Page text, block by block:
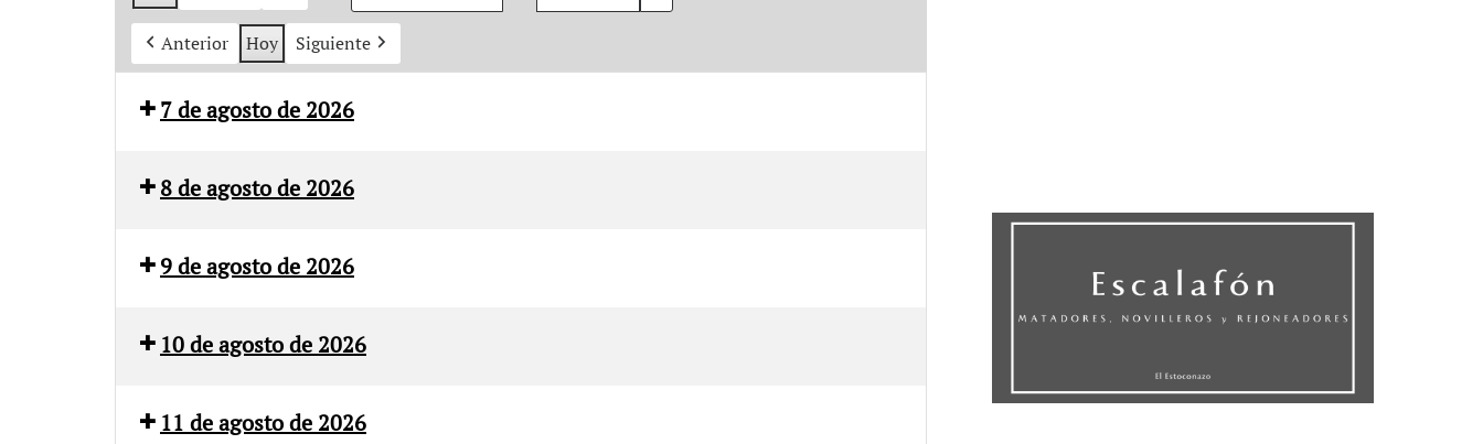
Anterior Hoy Siguiente
7 de agosto de 2026
Sur 8 de agosto de 2026
Sur
La
9 de agosto de 2026
Sur
La
10 de agosto de 2026
TV
Televisión
11 de agosto de 2026